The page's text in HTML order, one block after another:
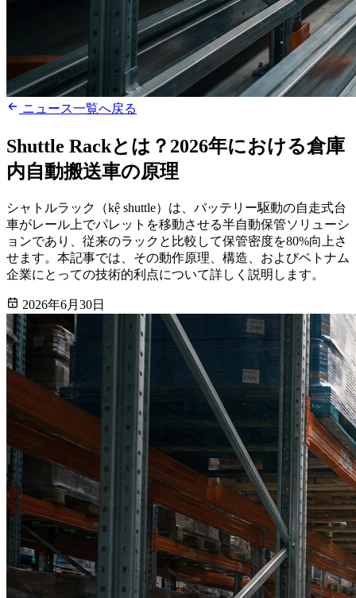
ニュース一覧へ戻る
Shuttle Rackとは？2026年における倉庫
内自動搬送車の原理
シャトルラック（kệ shuttle）は、バッテリー駆動の自走式台
車がレール上でパレットを移動させる半自動保管ソリューシ
ョンであり、従来のラックと比較して保管密度を80%向上さ
せます。本記事では、その動作原理、構造、およびベトナム
企業にとっての技術的利点について詳しく説明します。
2026年6月30日